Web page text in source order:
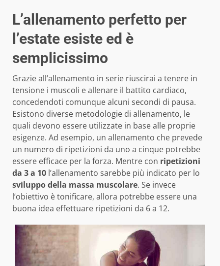
L’allenamento perfetto per
l’estate esiste ed è
semplicissimo
Grazie all’allenamento in serie riuscirai a tenere in
tensione i muscoli e allenare il battito cardiaco,
concedendoti comunque alcuni secondi di pausa.
Esistono diverse metodologie di allenamento, le
quali devono essere utilizzate in base alle proprie
esigenze. Ad esempio, un allenamento che prevede
un numero di ripetizioni da uno a cinque potrebbe
essere efficace per la forza. Mentre con ripetizioni
da 3 a 10 l’allenamento sarebbe più indicato per lo
sviluppo della massa muscolare. Se invece
l’obiettivo è tonificare, allora potrebbe essere una
buona idea effettuare ripetizioni da 6 a 12.